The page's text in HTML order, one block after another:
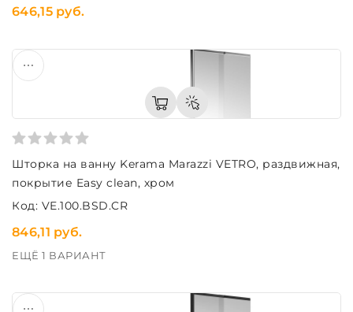
646,15 руб.
Шторка на ванну Kerama Marazzi VETRO, раздвижная,
покрытие Easy clean, хром
Код: VE.100.BSD.CR
846,11 руб.
ЕЩЁ 1 ВАРИАНТ